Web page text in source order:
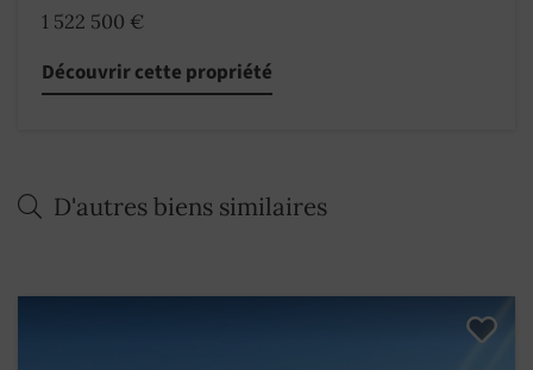
1 522 500 €
Découvrir cette propriété
D'autres biens similaires